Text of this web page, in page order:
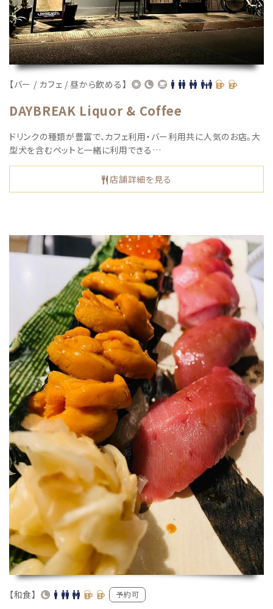
【バー / カフェ / 昼から飲める】
DAYBREAK Liquor & Coffee
ドリンクの種類が豊富で、カフェ利用・バー利用共に人気のお店。大
型犬を含むペットと一緒に利用できる…
店舗詳細を見る
【和食】 予約可